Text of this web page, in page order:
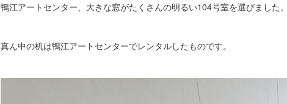
鴨江アートセンター、大きな窓がたくさんの明るい104号室を選びました
真ん中の机は鴨江アートセンターでレンタルしたものです。